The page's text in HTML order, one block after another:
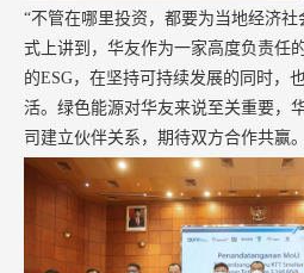
“不管在哪里投资，都要为当地经济
式上讲到，华友作为一家高度负责任
的ESG，在坚持可持续发展的同时，
活。绿色能源对华友来说至关重要，
司建立伙伴关系，期待双方合作共赢。